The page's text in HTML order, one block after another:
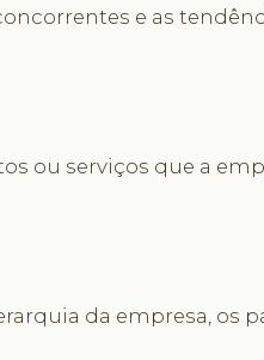
e as
ou serviços que a
da empresa, os